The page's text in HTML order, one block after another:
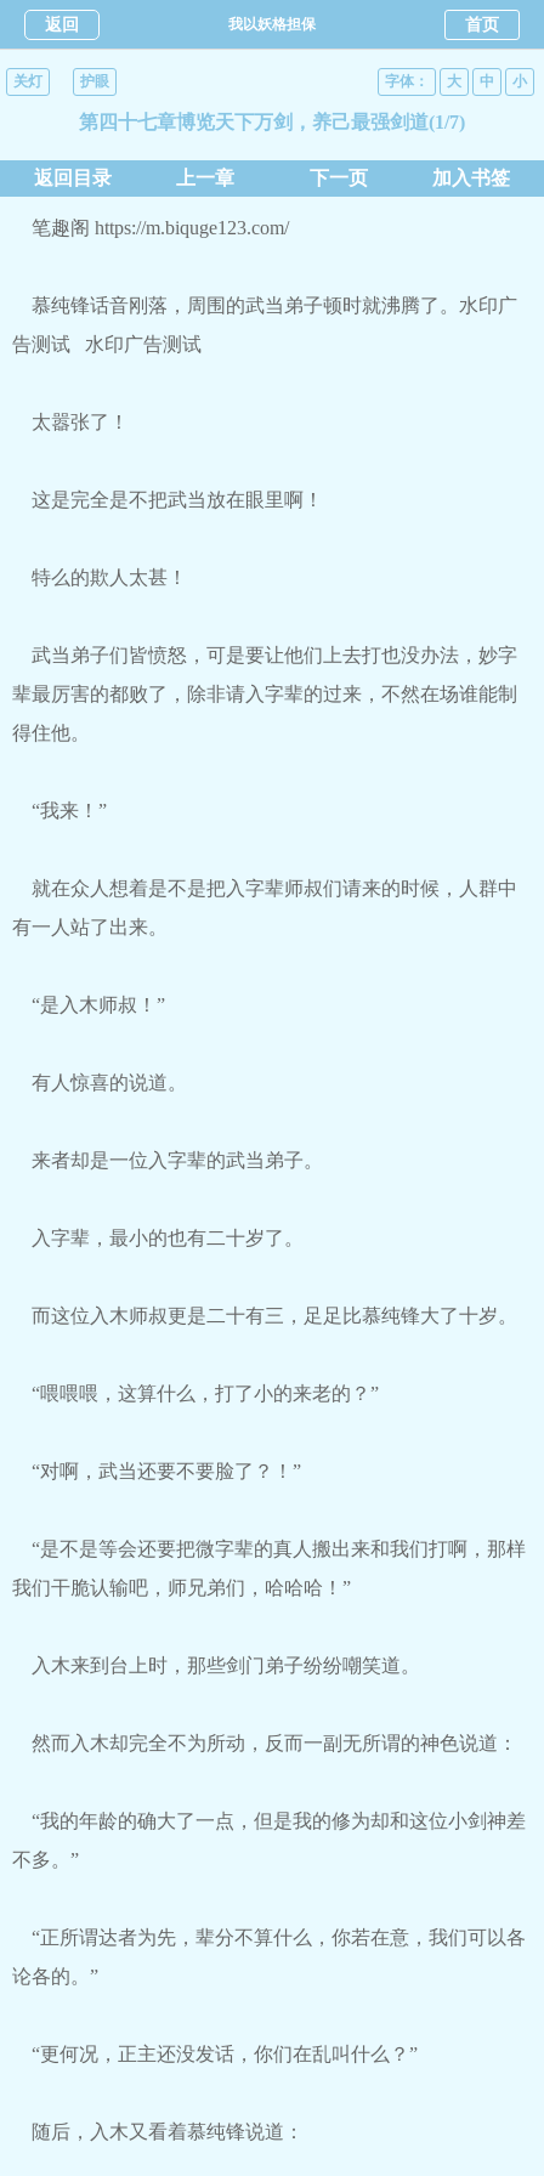
返回 我以妖格担保 首页
关灯 护眼 字体： 大 中 小
第四十七章博览天下万剑，养己最强剑道(1/7)
返回目录 上一章 下一页 加入书签
笔趣阁 https://m.biquge123.com/
慕纯锋话音刚落，周围的武当弟子顿时就沸腾了。水印广
告测试 水印广告测试
太嚣张了！
这是完全是不把武当放在眼里啊！
特么的欺人太甚！
武当弟子们皆愤怒，可是要让他们上去打也没办法，妙字
辈最厉害的都败了，除非请入字辈的过来，不然在场谁能制
得住他。
“我来！”
就在众人想着是不是把入字辈师叔们请来的时候，人群中
有一人站了出来。
“是入木师叔！”
有人惊喜的说道。
来者却是一位入字辈的武当弟子。
入字辈，最小的也有二十岁了。
而这位入木师叔更是二十有三，足足比慕纯锋大了十岁。
“喂喂喂，这算什么，打了小的来老的？”
“对啊，武当还要不要脸了？！”
“是不是等会还要把微字辈的真人搬出来和我们打啊，那样
我们干脆认输吧，师兄弟们，哈哈哈！”
入木来到台上时，那些剑门弟子纷纷嘲笑道。
然而入木却完全不为所动，反而一副无所谓的神色说道：
“我的年龄的确大了一点，但是我的修为却和这位小剑神差
不多。”
“正所谓达者为先，辈分不算什么，你若在意，我们可以各
论各的。”
“更何况，正主还没发话，你们在乱叫什么？”
随后，入木又看着慕纯锋说道：